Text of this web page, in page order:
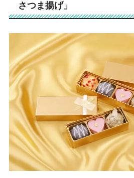
さつま揚げ」